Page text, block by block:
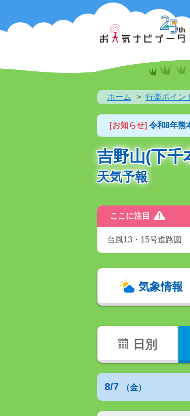
ホーム 行楽ポイン
[お知らせ] 令和8年熊
吉野山(下千
天気予報
ここに注目
台風13・15号進路図
気象情報
日別
8/7 （金）